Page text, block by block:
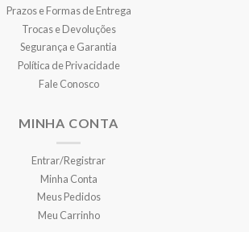
Prazos e Formas de Entrega
Trocas e Devoluções
Segurança e Garantia
Política de Privacidade
Fale Conosco
MINHA CONTA
Entrar/Registrar
Minha Conta
Meus Pedidos
Meu Carrinho